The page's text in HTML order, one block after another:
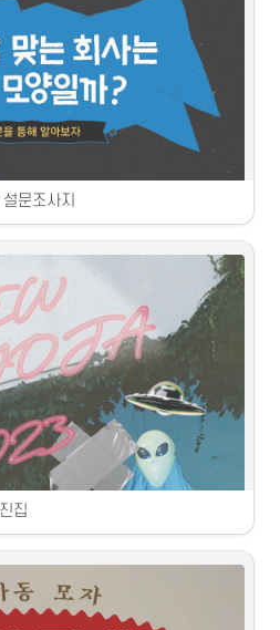
‘효자동 인생비책!’
았습니다.
젊음의 활기는
문조사지
/ 자체프로젝트
양일까?
의 모양을 연구하기 위한 설문조사지를
을 구체적으로 상상해볼 수 있는 기회를 제
문조사지
with 동네침공
주
집